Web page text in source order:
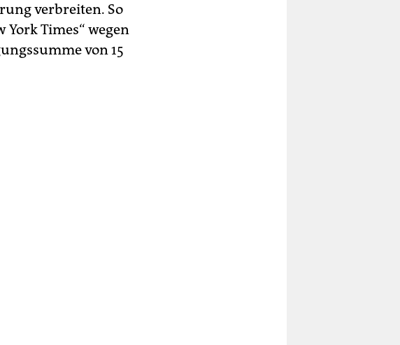
verbreiten. So
York Times“ wegen
von 15